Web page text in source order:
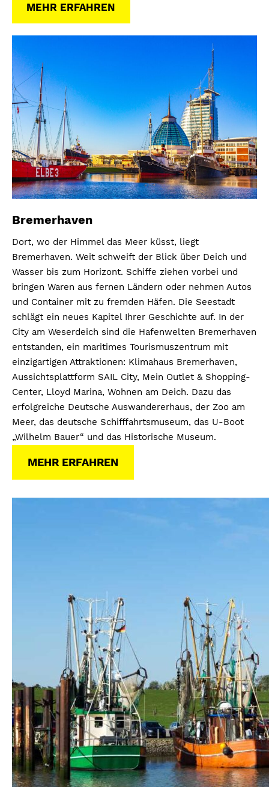
MEHR ERFAHREN
Bremerhaven
Dort, wo der Himmel das Meer küsst, liegt
Bremerhaven. Weit schweift der Blick über Deich und
Wasser bis zum Horizont. Schiffe ziehen vorbei und
bringen Waren aus fernen Ländern oder nehmen Autos
und Container mit zu fremden Häfen. Die Seestadt
schlägt ein neues Kapitel Ihrer Geschichte auf. In der
City am Weserdeich sind die Hafenwelten Bremerhaven
entstanden, ein maritimes Tourismuszentrum mit
einzigartigen Attraktionen: Klimahaus Bremerhaven,
Aussichtsplattform SAIL City, Mein Outlet & Shopping-
Center, Lloyd Marina, Wohnen am Deich. Dazu das
erfolgreiche Deutsche Auswandererhaus, der Zoo am
Meer, das deutsche Schifffahrtsmuseum, das U-Boot
„Wilhelm Bauer“ und das Historische Museum.
MEHR ERFAHREN